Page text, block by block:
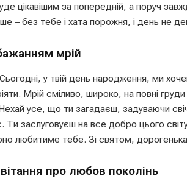
цікавішим за попередній, а поруч
– без тебе і хата порожня, і день не
мрій
Сьогодні, у твій день народження, ми
Мрій сміливо, широко, на повні
усе, що ти загадаєш, задуваючи
Ти заслуговуєш на все добро цього
любитиме тебе. Зі святом,
про любов поколінь